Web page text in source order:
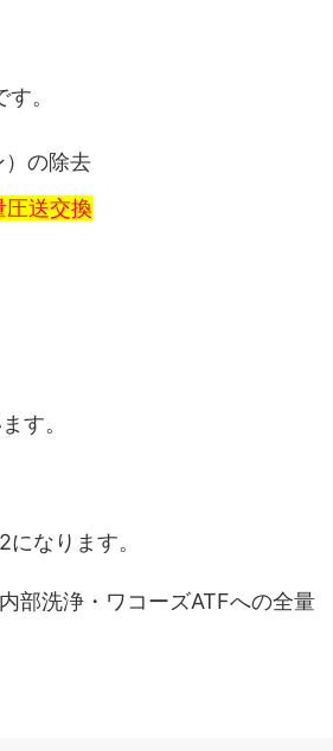
。
）の除去
圧送交換
す。
なります。
部洗浄・ワコーズATFへの全量